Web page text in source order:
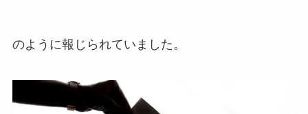
のように報じられていました。